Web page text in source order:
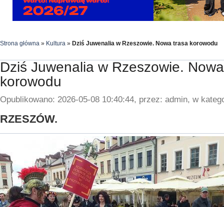
Strona główna » Kultura » Dziś Juwenalia w Rzeszowie. Nowa trasa korowodu
Dziś Juwenalia w Rzeszowie.
korowodu
Opublikowano: 2026-05-08 10:40:44, przez: admin, w
RZESZÓW.